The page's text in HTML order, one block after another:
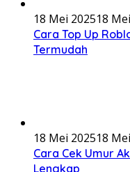
18 Mei 202518
Cara Top Up
Termudah
18 Mei 202518
Cara Cek Umur
Lengkap